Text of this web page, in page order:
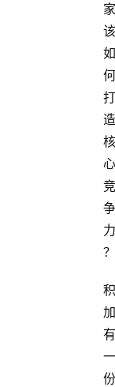
家
该
如
何
打
造
核
心
竞
争
力
？
积
加
有
一
份